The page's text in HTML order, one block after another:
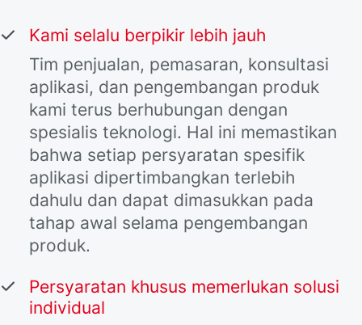
Kami selalu berpikir lebih jauh
Tim penjualan, pemasaran, konsultasi
aplikasi, dan pengembangan produk
kami terus berhubungan dengan
spesialis teknologi. Hal ini memastikan
bahwa setiap persyaratan spesifik
aplikasi dipertimbangkan terlebih
dahulu dan dapat dimasukkan pada
tahap awal selama pengembangan
produk.
Persyaratan khusus memerlukan solusi
individual